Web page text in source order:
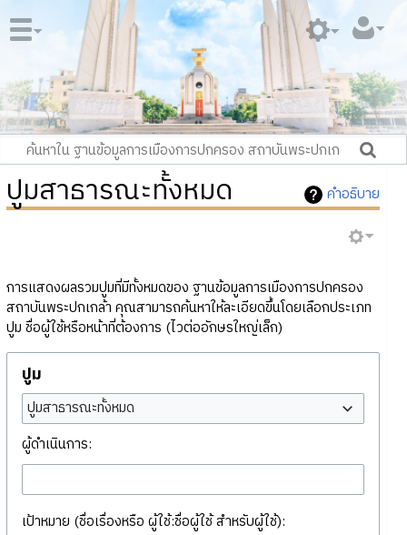
คำอธิบาย
ปูมสาธารณะทั้งหมด
การแสดงผลรวมปูมที่มีทั้งหมดของ ฐานข้อมูลการเมืองการปกครอง
สถาบันพระปกเกล้า คุณสามารถค้นหาให้ละเอียดขึ้นโดยเลือกประเภท
ปูม ชื่อผู้ใช้หรือหน้าที่ต้องการ (ไวต่ออักษรใหญ่เล็ก)
ปูม
ปูมสาธารณะทั้งหมด
ผู้ดำเนินการ:
เป้าหมาย (ชื่อเรื่องหรือ ผู้ใช้:ชื่อผู้ใช้ สำหรับผู้ใช้):